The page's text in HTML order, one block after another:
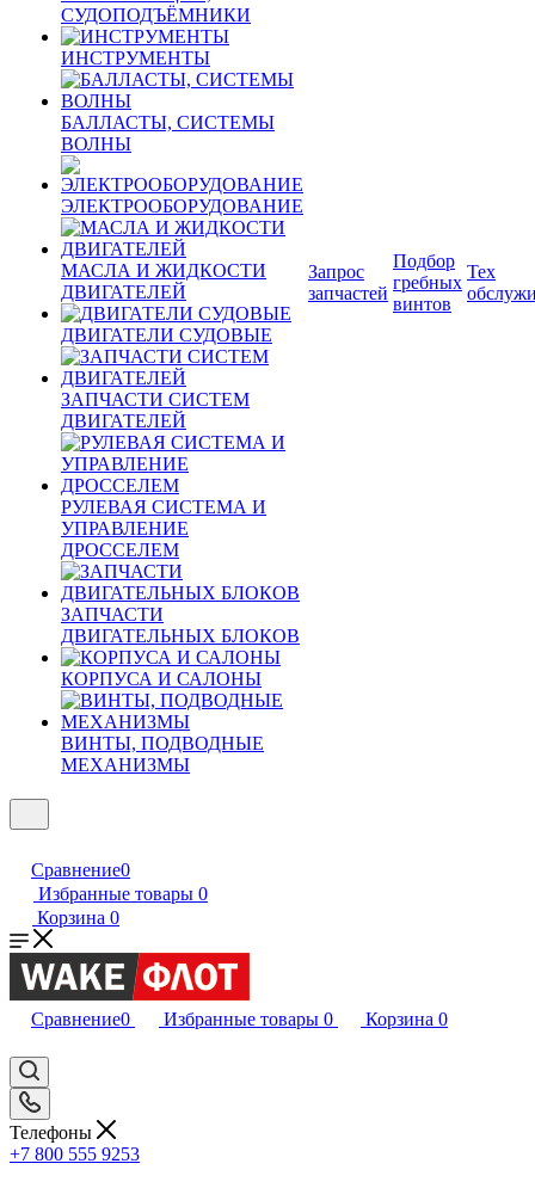
СУДОПОДЪЁМНИКИ
ИНСТРУМЕНТЫ
БАЛЛАСТЫ, СИСТЕМЫ
ВОЛНЫ
ЭЛЕКТРООБОРУДОВАНИЕ
МАСЛА И ЖИДКОСТИ
ДВИГАТЕЛЕЙ
ДВИГАТЕЛИ СУДОВЫЕ
ЗАПЧАСТИ СИСТЕМ
ДВИГАТЕЛЕЙ
РУЛЕВАЯ СИСТЕМА И
УПРАВЛЕНИЕ
ДРОССЕЛЕМ
ЗАПЧАСТИ
ДВИГАТЕЛЬНЫХ БЛОКОВ
КОРПУСА И САЛОНЫ
ВИНТЫ, ПОДВОДНЫЕ
МЕХАНИЗМЫ
Запрос
запчастей
Подбор
гребных
винтов
Тех
Сравнение0
Избранные товары 0
Корзина 0
Сравнение0 Избранные товары 0 Корзина 0
Телефоны
+7 800 555 9253